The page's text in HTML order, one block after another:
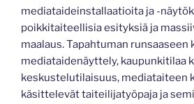
mediataideinstallaatioita ja -
poikkitaiteellisia esityksiä ja
maalaus. Tapahtuman
mediataidenäyttely, kaupunkitilaa
keskustelutilaisuus, mediataiteen
käsittelevät taiteilijatyöpaja ja